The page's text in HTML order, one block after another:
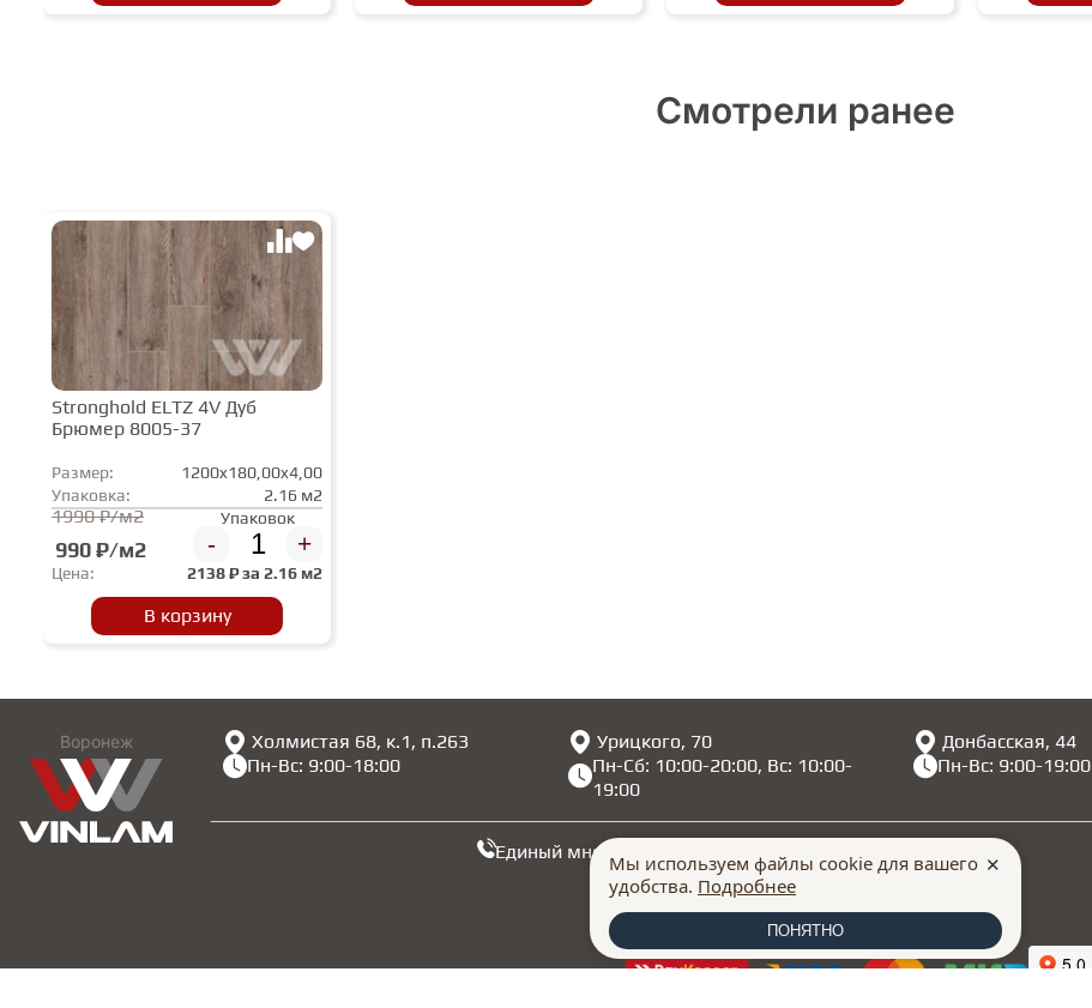
Смотрели ранее
Stronghold ELTZ 4V Дуб
Брюмер 8005-37
Размер:
1200x180,00x4,00
Упаковка:
2.16 м2
1990 ₽/м2
990 ₽/м2
Упаковок
- +
Цена: 2138₽ за 2.16 м2
В корзину
Воронеж
Холмистая 68, к.1, п.263
Пн-Вс: 9:00-18:00
Урицкого, 70
Пн-Сб: 10:00-20:00, Вс: 10:00-
19:00
Донбасская, 44
Пн-Вс: 9:00-19:00
Единый многоканальный номер
Copyright © 2026 VinLam. Все права защищены
Мы используем файлы cookie для вашего
удобства. Подробнее
✕
ПОНЯТНО